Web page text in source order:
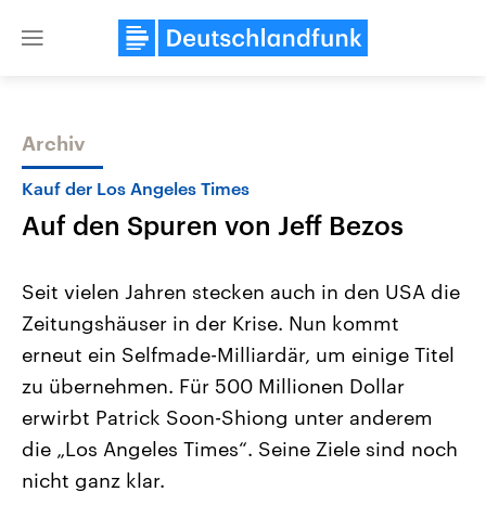
Close
Themen
USA
Aktuelle Beiträge, Analysen und
Hintergründe
Wirtschaftlich und militärisch
gehören die Vereinigten Staaten zu
den mächtigsten Ländern der Erde,
mit großem Einfluss auf das
Nahostkonflikt
Aktuelle Lage und
Der Überfall der
Terrororganisation Hamas
Oktober 2023 auf Israel
Archiv
Kauf der Los Angeles Times
Auf den Spuren von Jeff Bezos
Seit vielen Jahren stecken auch in den USA die
Zeitungshäuser in der Krise. Nun kommt
erneut ein Selfmade-Milliardär, um einige Titel
zu übernehmen. Für 500 Millionen Dollar
erwirbt Patrick Soon-Shiong unter anderem
die „Los Angeles Times“. Seine Ziele sind noch
nicht ganz klar.